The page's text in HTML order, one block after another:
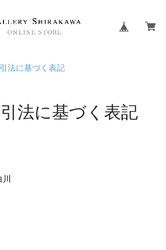
法に基づく表記
法に基づく表記
川